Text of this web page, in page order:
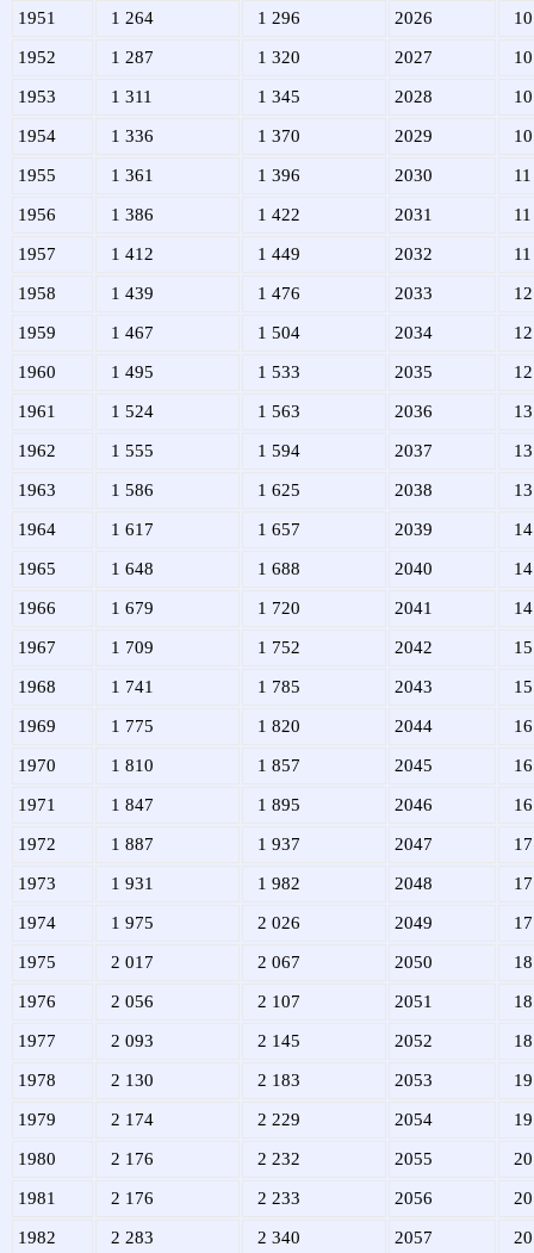
1951 1 264 1 296 2026
1952 1 287 1 320 2027
1953 1 311 1 345 2028
1954 1 336 1 370 2029
1955 1 361 1 396 2030
1956 1 386 1 422 2031
1957 1 412 1 449 2032
1958 1 439 1 476 2033
1959 1 467 1 504 2034
1960 1 495 1 533 2035
1961 1 524 1 563 2036
1962 1 555 1 594 2037
1963 1 586 1 625 2038
1964 1 617 1 657 2039
1965 1 648 1 688 2040
1966 1 679 1 720 2041
1967 1 709 1 752 2042
1968 1 741 1 785 2043
1969 1 775 1 820 2044
1970 1 810 1 857 2045
1971 1 847 1 895 2046
1972 1 887 1 937 2047
1973 1 931 1 982 2048
1974 1 975 2 026 2049
1975 2 017 2 067 2050
1976 2 056 2 107 2051
1977 2 093 2 145 2052
1978 2 130 2 183 2053
1979 2 174 2 229 2054
1980 2 176 2 232 2055
1981 2 176 2 233 2056
1982 2 283 2 340 2057